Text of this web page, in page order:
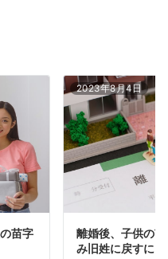
苗字
2023年8月4日
離婚後、子供の
み旧姓に戻すには